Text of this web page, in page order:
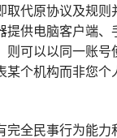
取代原协议及规则
提供电脑客户端
则可以以同一账号
某个机构而非您个
完全民事行为能力